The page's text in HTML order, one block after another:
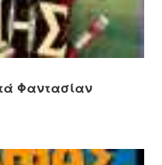
Φαντασίαν